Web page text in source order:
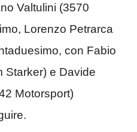
Valtulini (3570
Lorenzo Petrarca
con Fabio
Starker) e Davide
Motorsport)